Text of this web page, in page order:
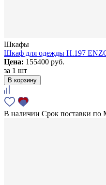
Шкафы
Шкаф для одежды H.197
Цена: 155400 руб.
за 1 шт
В корзину
В наличии Срок поставки по